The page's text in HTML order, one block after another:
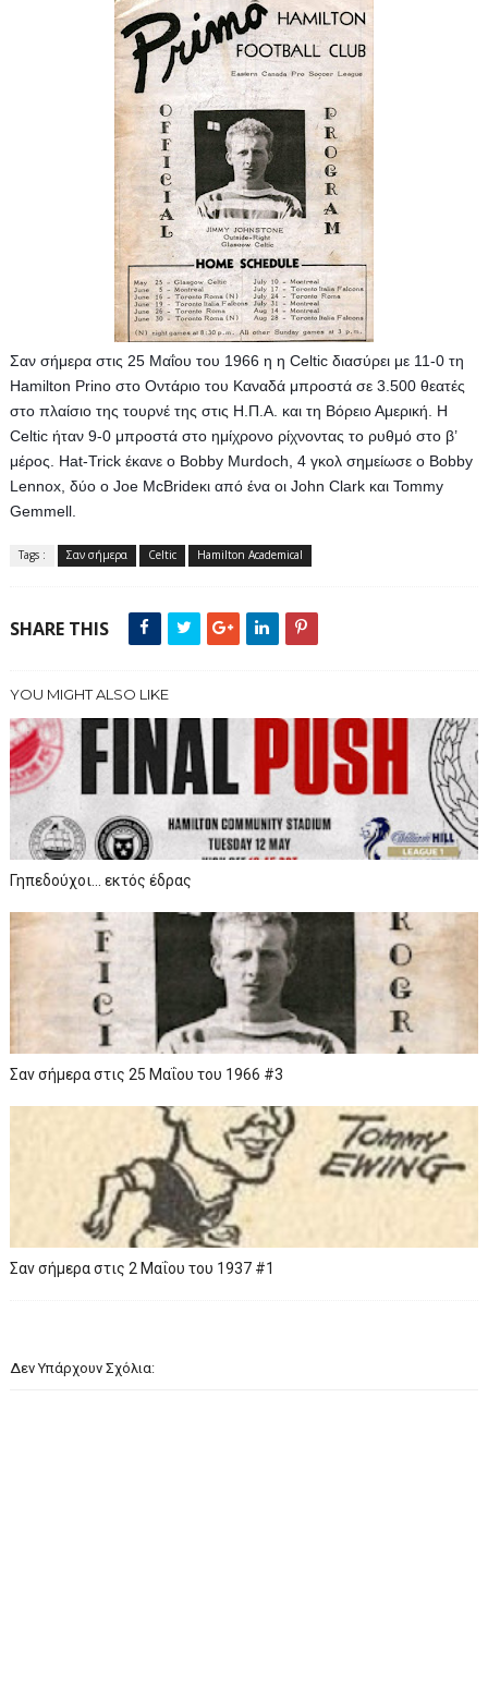
Σαν σήμερα στις 25 Μαΐου του 1966 η η Celtic διασύρει με 11-0 τη
Hamilton Prino στο Οντάριο του Καναδά μπροστά σε 3.500 θεατές
στο πλαίσιο της τουρνέ της στις H.Π.Α. και τη Βόρειο Αμερική. Η
Celtic ήταν 9-0 μπροστά στο ημίχρονο ρίχνοντας το ρυθμό στο β’
μέρος. Hat-Trick έκανε ο Bobby Murdoch, 4 γκολ σημείωσε ο Bobby
Lennox, δύο ο Joe McBrideκι από ένα οι John Clark και Tommy
Gemmell.
Tags : Σαν σήμερα Celtic Hamilton Academical
SHARE THIS
YOU MIGHT ALSO LIKE
Γηπεδούχοι... εκτός έδρας
Σαν σήμερα στις 25 Μαΐου του 1966 #3
Σαν σήμερα στις 2 Μαΐου του 1937 #1
Δεν Υπάρχουν Σχόλια: